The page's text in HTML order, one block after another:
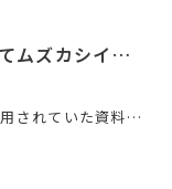
【情報を選別するってムズカシイ。】
先日出席した勉強会で使用されていた資料。情報の出所が気にな…